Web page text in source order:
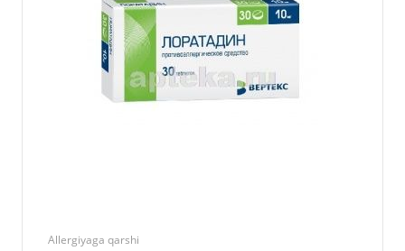
Allergiyaga qarshi